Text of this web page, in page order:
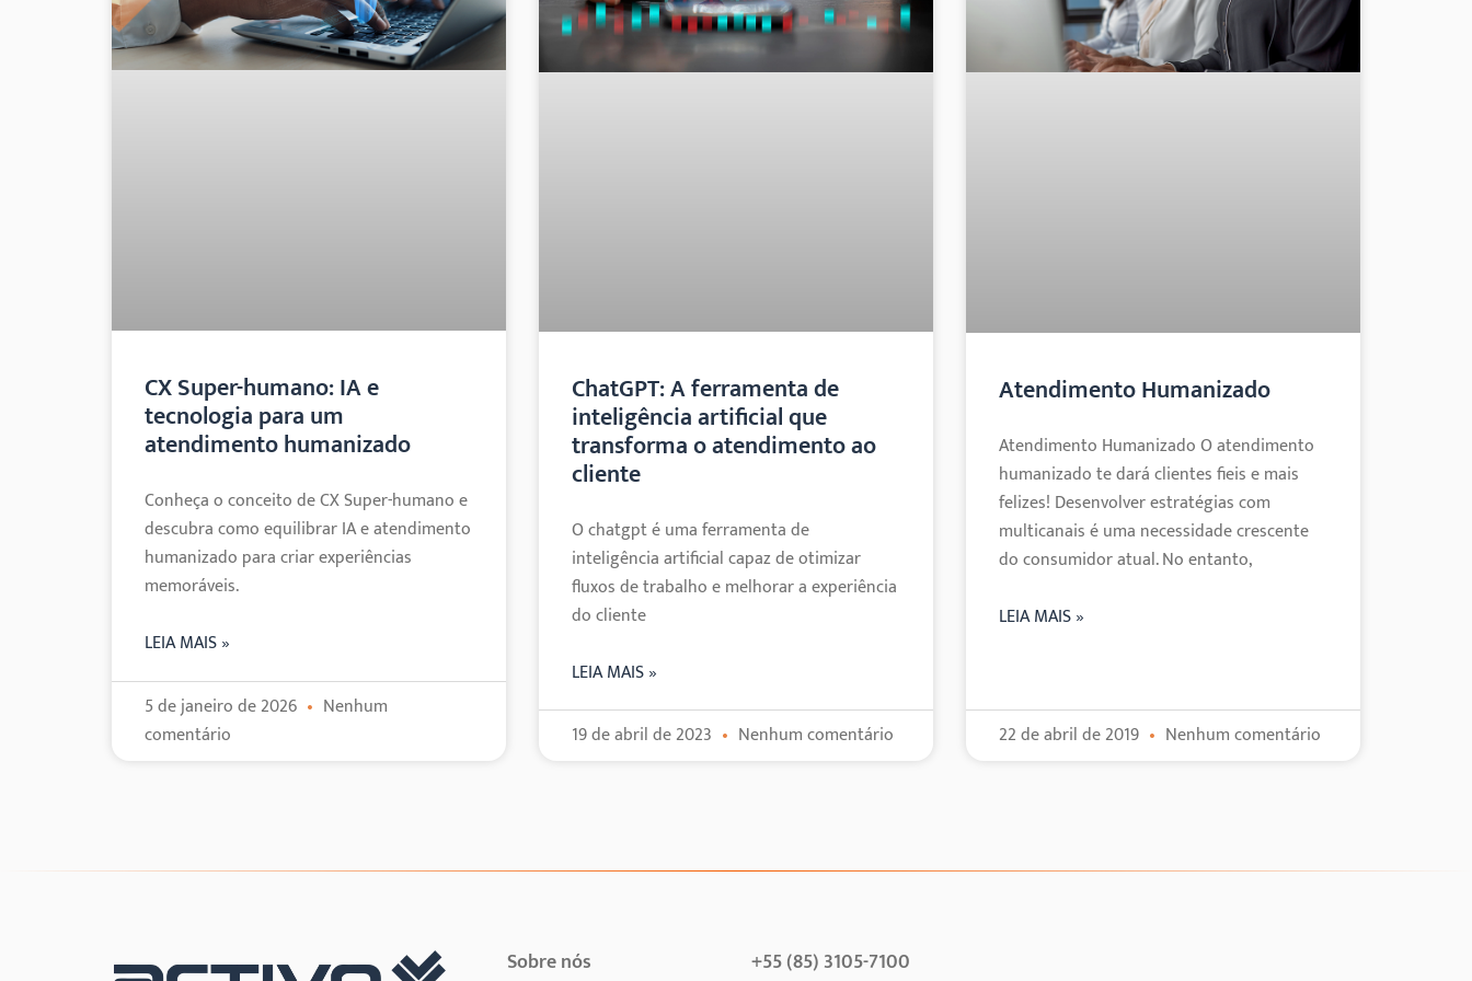
CX Super-humano: IA e
tecnologia para um
atendimento humanizado
Conheça o conceito de CX Super-humano e
descubra como equilibrar IA e atendimento
humanizado para criar experiências
memoráveis.
LEIA MAIS »
5 de janeiro de 2026
Nenhum
comentário
ChatGPT: A ferramenta de
inteligência artificial que
transforma o atendimento ao
cliente
O chatgpt é uma ferramenta de
inteligência artificial capaz de otimizar
fluxos de trabalho e melhorar a experiência
do cliente
LEIA MAIS »
19 de abril de 2023 Nenhum comentário
Atendimento Humanizado
Atendimento Humanizado O atendimento
humanizado te dará clientes fieis e mais
felizes! Desenvolver estratégias com
multicanais é uma necessidade crescente
do consumidor atual. No entanto,
LEIA MAIS »
22 de abril de 2019 Nenhum comentário
Sobre nós +55 (85) 3105-7100